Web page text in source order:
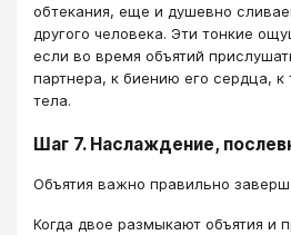
обтекания, еще и душевно
другого человека. Эти тонкие
если во время объятий
партнера, к биению его сердца, к
тела.
Шаг 7. Наслаждение,
Объятия важно правильно
Когда двое размыкают объятия и